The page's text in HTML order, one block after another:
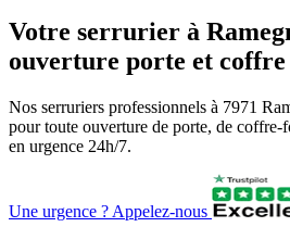
Votre serrurier à
ouverture porte et coffre
Nos serruriers professionnels à 7971
pour toute ouverture de porte, de coffre-
en urgence 24h/7.
Une urgence ? Appelez-nous